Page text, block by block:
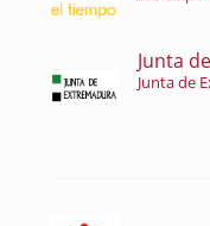
Junta
Junta de